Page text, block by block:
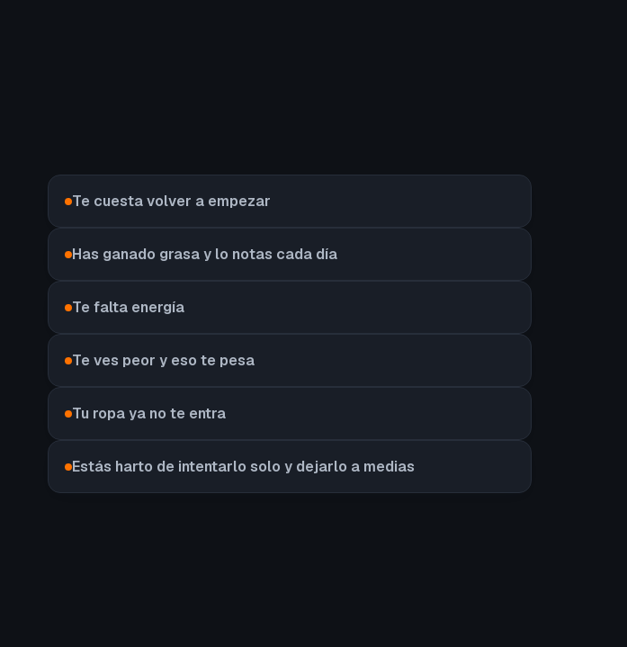
Te cuesta volver a empezar
Has ganado grasa y lo notas cada día
Te falta energía
Te ves peor y eso te pesa
Tu ropa ya no te entra
Estás harto de intentarlo solo y dejarlo a medias